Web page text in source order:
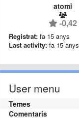
atomi
-0,42
Registrat: fa 15 anys
Last activity: fa 15 anys
User menu
Temes
Comentaris